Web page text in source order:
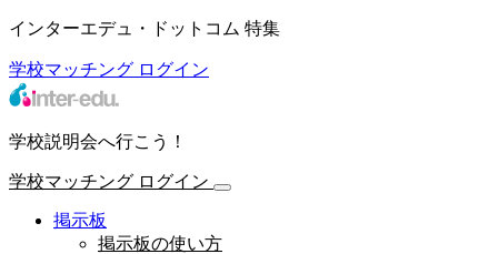
インターエデュ・ドットコム 特集
学校マッチング ログイン
学校説明会へ行こう！
学校マッチング ログイン
掲示板
掲示板の使い方